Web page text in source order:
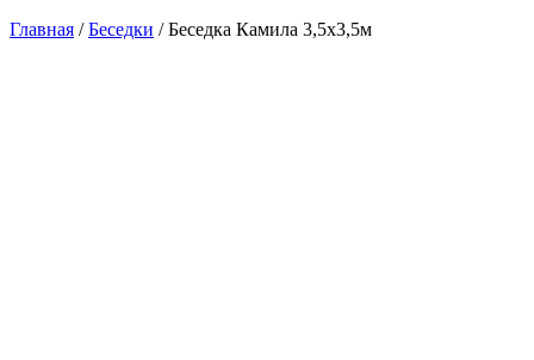
Главная /Беседки / Беседка Камила 3,5х3,5м